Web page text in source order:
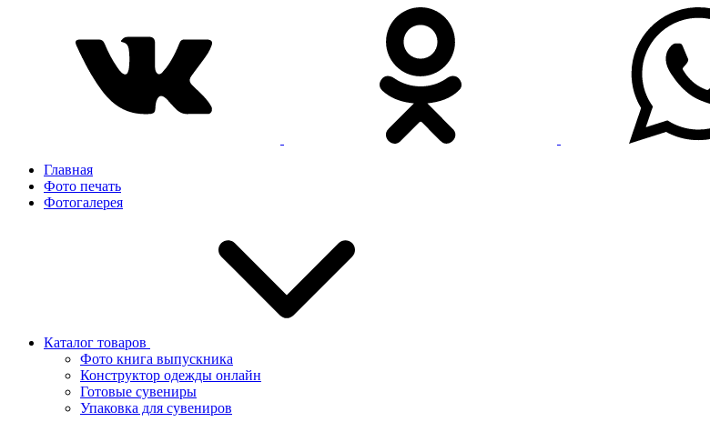
Главная
Фото печать
Фотогалерея
Каталог товаров
Фото книга выпускника
Конструктор одежды онлайн
Готовые сувениры
Упаковка для сувениров